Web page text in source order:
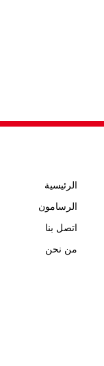
الرئيسية
الرسامون
اتصل بنا
من نحن